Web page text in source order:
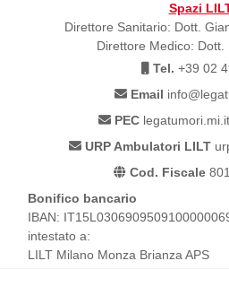
Spazi
Direttore Sanitario: Dott.
Direttore Medico: Dott.
Tel. +39 02
Email
PEC
URP Ambulatori LILT
Cod. Fiscale
Bonifico bancario
IBAN:
intestato a:
LILT Milano Monza Brianza APS